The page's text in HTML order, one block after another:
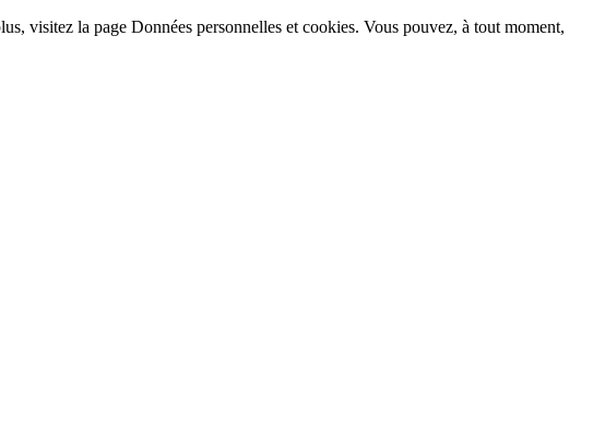
visitez la page Données personnelles et cookies. Vous pouvez, à tout moment,